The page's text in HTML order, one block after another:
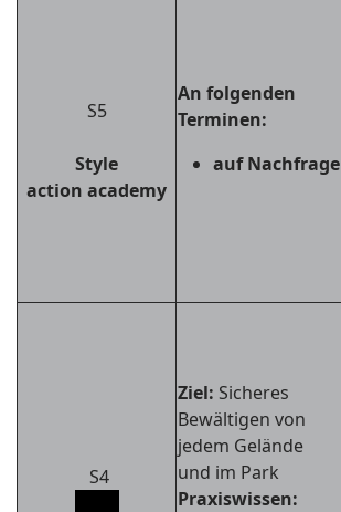
S5
Style
action academy
An folgenden
Terminen:
auf Nachfrage
S4
Ziel: Sicheres
Bewältigen von
jedem Gelände
und im Park
Praxiswissen: